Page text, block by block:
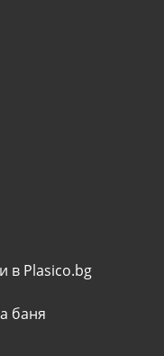
в Plasico.bg
баня